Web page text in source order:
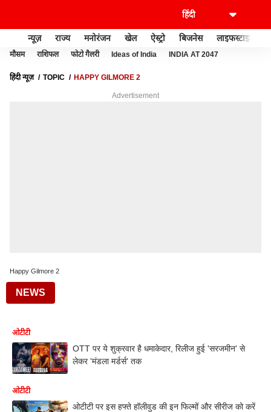
न्यूज़ राज्य मनोरंजन खेल ऐस्ट्रो बिजनेस लाइफस्टाइल
मौसम राशिफल फोटो गैलरी Ideas of India INDIA AT 2047
हिंदी न्यूज़ TOPIC HAPPY GILMORE 2
Advertisement
Happy Gilmore 2
NEWS
ओटीटी
OTT पर ये शुक्रवार है धमाकेदार, रिलीज हुई 'सरजमीन' से
लेकर 'मंडला मर्डर्स' तक
ओटीटी
ओटीटी पर इस हफ्ते हॉलीवुड की इन फिल्मों और सीरीज को करें